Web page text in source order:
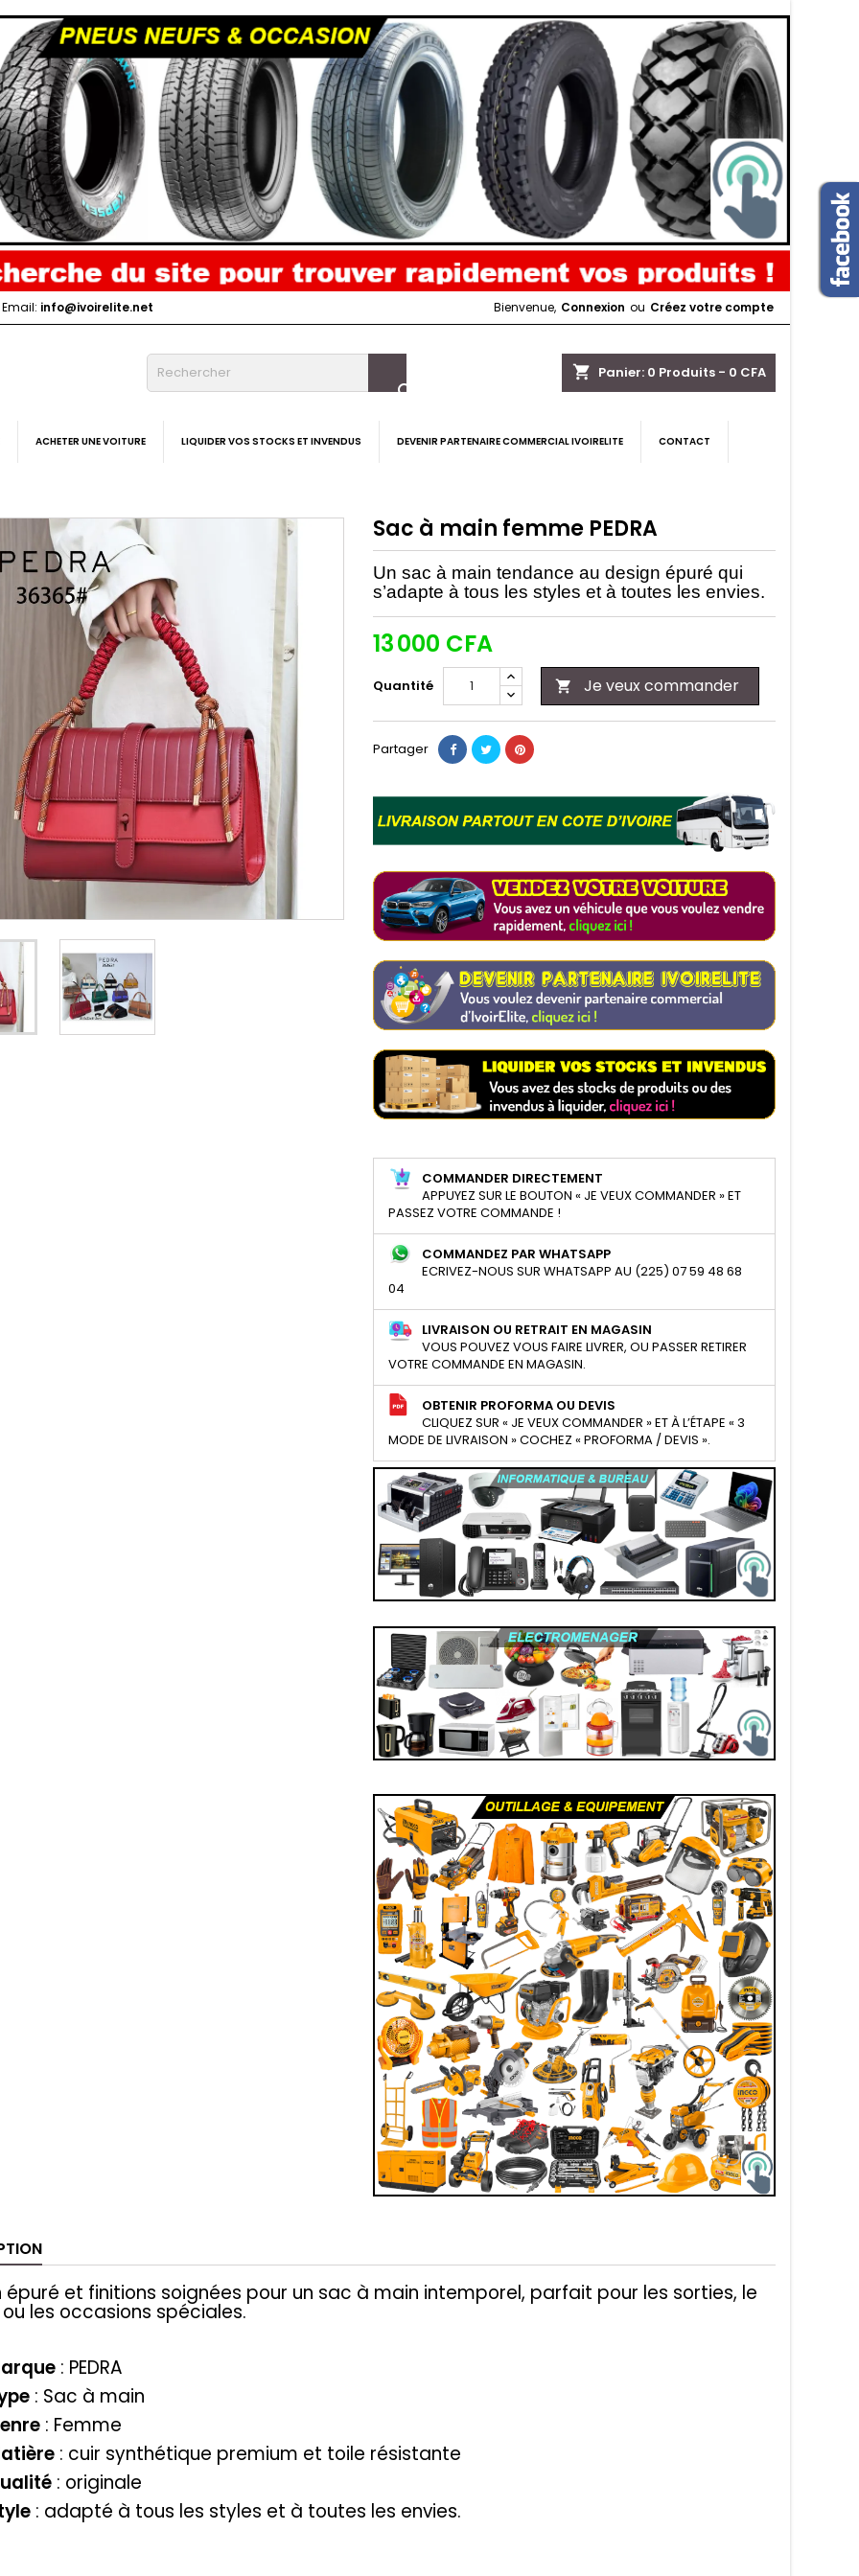
Email: info@ivoirelite.net Bienvenue, Connexion ou Créez votre compte
shopping_cart Panier: 0 Produits - 0 CFA

ACHETER UNE VOITURE LIQUIDER VOS STOCKS ET INVENDUS DEVENIR PARTENAIRE COMMERCIAL IVOIRELITE CONTACT
Sac à main femme PEDRA
Un sac à main tendance au design épuré qui
s’adapte à tous les styles et à toutes les envies.
13 000 CFA
Quantité  Je veux commander
Partager
COMMANDER DIRECTEMENT
APPUYEZ SUR LE BOUTON « JE VEUX COMMANDER » ET
PASSEZ VOTRE COMMANDE !
COMMANDEZ PAR WHATSAPP
ECRIVEZ-NOUS SUR WHATSAPP AU (225) 07 59 48 68
04
LIVRAISON OU RETRAIT EN MAGASIN
VOUS POUVEZ VOUS FAIRE LIVRER, OU PASSER RETIRER
VOTRE COMMANDE EN MAGASIN.
OBTENIR PROFORMA OU DEVIS
CLIQUEZ SUR « JE VEUX COMMANDER » ET À L’ÉTAPE « 3
MODE DE LIVRAISON » COCHEZ « PROFORMA / DEVIS ».
épuré et finitions soignées pour un sac à main intemporel, parfait pour les sorties, le
les occasions spéciales.
: PEDRA
: Sac à main
: Femme
: cuir synthétique premium et toile résistante
: originale
: adapté à tous les styles et à toutes les envies.